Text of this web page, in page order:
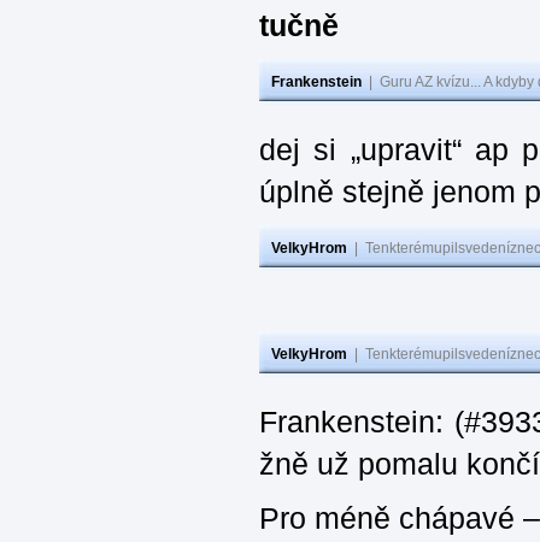
tučně
Frankenstein Guru AZ kvízu... A
dej si „upravit“ ap
úplně stejně jenom
VelkyHrom
VelkyHrom
Frankenstein:
žně už pomalu
Pro méně chápavé